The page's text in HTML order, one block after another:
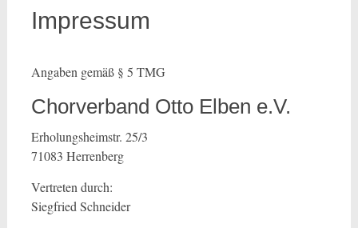
Impressum
Angaben gemäß § 5 TMG
Chorverband Otto Elben e.V.
Erholungsheimstr. 25/3
71083 Herrenberg
Vertreten durch:
Siegfried Schneider